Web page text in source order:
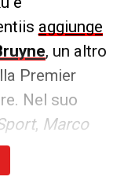
aggiunge
, un altro
Premier
Nel suo
, Marco
come
non